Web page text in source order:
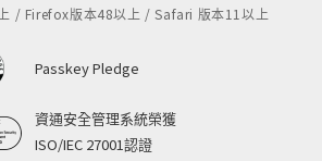
/ Firefox版本48以上 / Safari 版本11以上
Passkey Pledge
資通安全管理系統榮獲
ISO/IEC 27001認證